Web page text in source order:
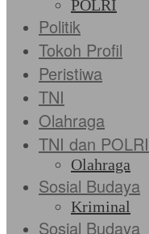
POLRI
Politik
Tokoh Profil
Peristiwa
TNI
Olahraga
TNI dan POLRI
Olahraga
Sosial Budaya
Kriminal
Sosial Budaya